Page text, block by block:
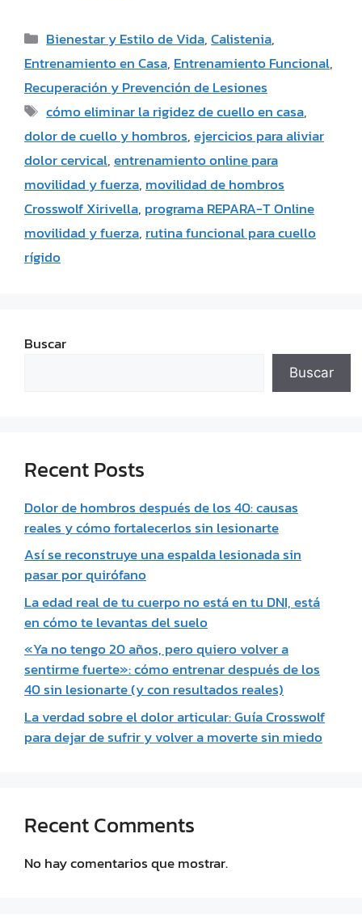
Bienestar y Estilo de Vida,Calistenia,
Entrenamiento en Casa, Entrenamiento Funcional,
Recuperación y Prevención de Lesiones
cómo eliminar la rigidez de cuello en casa,
dolor de cuello y hombros,ejercicios para aliviar
dolor cervical,entrenamiento online para
movilidad y fuerza, movilidad de hombros
Crosswolf Xirivella, programa REPARA-T Online
movilidad y fuerza, rutina funcional para cuello
rígido
Buscar
Buscar
Recent Posts
Dolor de hombros después de los 40: causas
reales y cómo fortalecerlos sin lesionarte
Así se reconstruye una espalda lesionada sin
pasar por quirófano
La edad real de tu cuerpo no está en tu DNI, está
en cómo te levantas del suelo
«Ya no tengo 20 años, pero quiero volver a
sentirme fuerte»: cómo entrenar después de los
40 sin lesionarte (y con resultados reales)
La verdad sobre el dolor articular: Guía Crosswolf
para dejar de sufrir y volver a moverte sin miedo
Recent Comments
No hay comentarios que mostrar.